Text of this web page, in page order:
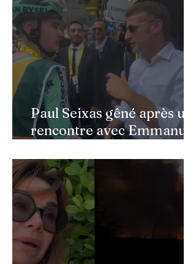
son père au Québec
Paul Seixas gêné après une
rencontre avec Emmanuel
semé la panique dans son
équipe